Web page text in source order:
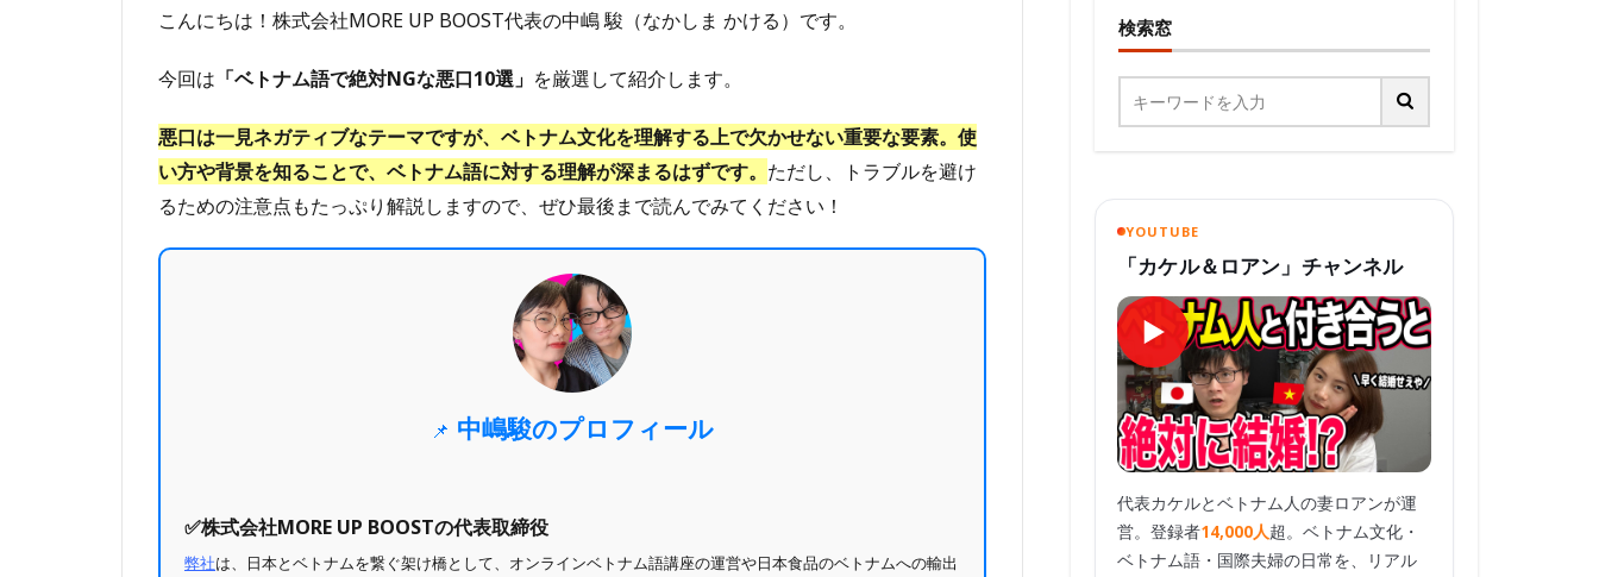
こんにちは！株式会社MORE UP BOOST代表の中嶋 駿（なかしま かける）です。
今回は 「ベトナム語で絶対NGな悪口10選」 を厳選して紹介します。
悪口は一見ネガティブなテーマですが、ベトナム文化を理解する上で欠かせない重要な要素。使
い方や背景を知ることで、ベトナム語に対する理解が深まるはずです。 ただし、トラブルを避け
るための注意点もたっぷり解説しますので、ぜひ最後まで読んでみてください！
📌 中嶋駿のプロフィール
✅️株式会社MORE UP BOOSTの代表取締役
弊社は、日本とベトナムを繋ぐ架け橋として、オンラインベトナム語講座の運営や日本食品のベトナムへの輸出
検索窓
YOUTUBE
「カケル＆ロアン」チャンネル
代表カケルとベトナム人の妻ロアンが運
営。登録者14,000人超。ベトナム文化・
ベトナム語・国際夫婦の日常を、リアル